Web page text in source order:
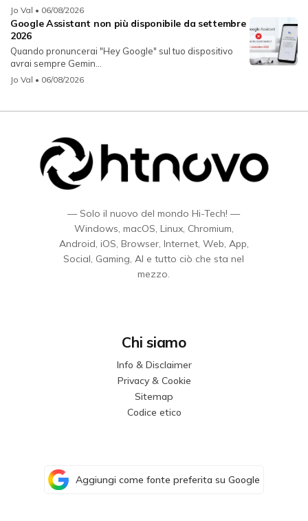
Jo Val • 06/08/2026
Google Assistant non più disponibile da settembre
2026
Quando pronuncerai "Hey Google" sul tuo dispositivo
avrai sempre Gemin...
Jo Val • 06/08/2026
— Solo il nuovo del mondo Hi-Tech! —
Windows, macOS, Linux, Chromium,
Android, iOS, Browser, Internet, Web, App,
Social, Gaming, AI e tutto ciò che sta nel
mezzo.
Chi siamo
Info & Disclaimer
Privacy & Cookie
Sitemap
Codice etico
Aggiungi come fonte preferita su Google